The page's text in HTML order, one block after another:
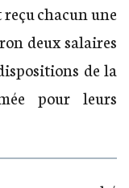
chacun une
deux salaires
de la
pour leurs